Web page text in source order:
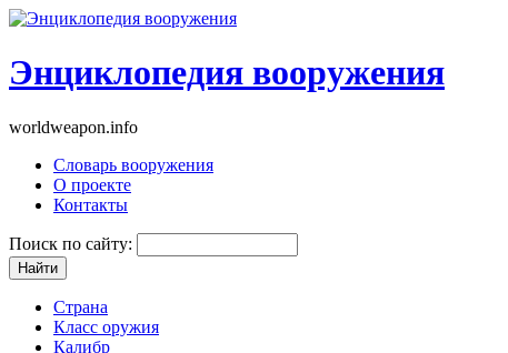
Энциклопедия вооружения
worldweapon.info
Словарь вооружения
О проекте
Контакты
Поиск по сайту:
Страна
Класс оружия
Калибр